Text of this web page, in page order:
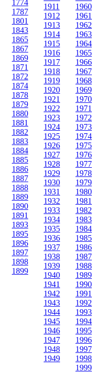
1774
1787
1801
1843
1865
1867
1869
1871
1872
1874
1878
1879
1880
1881
1882
1883
1884
1885
1886
1887
1888
1889
1890
1891
1893
1895
1896
1897
1898
1899
1911
1912
1913
1914
1915
1916
1917
1918
1919
1920
1921
1922
1923
1924
1925
1926
1927
1928
1929
1930
1931
1932
1933
1934
1935
1936
1937
1938
1939
1940
1941
1942
1943
1944
1945
1946
1947
1948
1949
1960
1961
1962
1963
1964
1965
1966
1967
1968
1969
1970
1971
1972
1973
1974
1975
1976
1977
1978
1979
1980
1981
1982
1983
1984
1985
1986
1987
1988
1989
1990
1991
1992
1993
1994
1995
1996
1997
1998
1999